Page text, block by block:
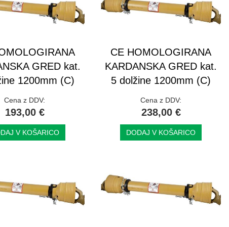
GRED kat.
1200mm (C)
Cena z DDV:
193,00 €
V KOŠARICO
CE HOMOLOGIRANA
KARDANSKA GRED kat.
5 dolžine 1200mm (C)
Cena z DDV:
238,00 €
DODAJ V KOŠARICO